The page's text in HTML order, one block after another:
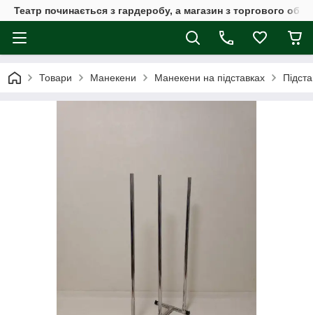
Театр починається з гардеробу, а магазин з торгового
Товари Манекени Манекени на підставках